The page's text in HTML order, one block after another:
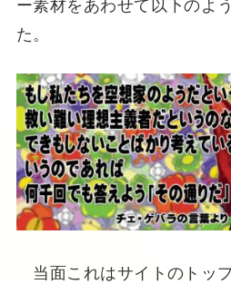
た。
当面これはサイトのトッ